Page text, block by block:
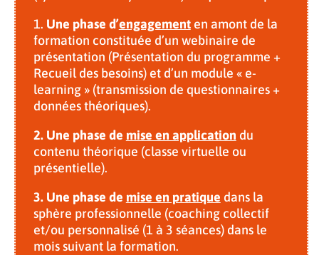
1. Une phase d’engagementen amont de la
formation constituée d’un webinaire de
présentation (Présentation du programme +
Recueil des besoins) et d’un module « e-
learning » (transmission de questionnaires +
données théoriques).
2. Une phase de mise en application du
contenu théorique (classe virtuelle ou
présentielle).
3. Une phase de mise en pratique dans la
sphère professionnelle (coaching collectif
et/ou personnalisé (1 à 3 séances) dans le
mois suivant la formation.